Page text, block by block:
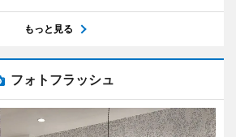
もっと見る
フォトフラッシュ